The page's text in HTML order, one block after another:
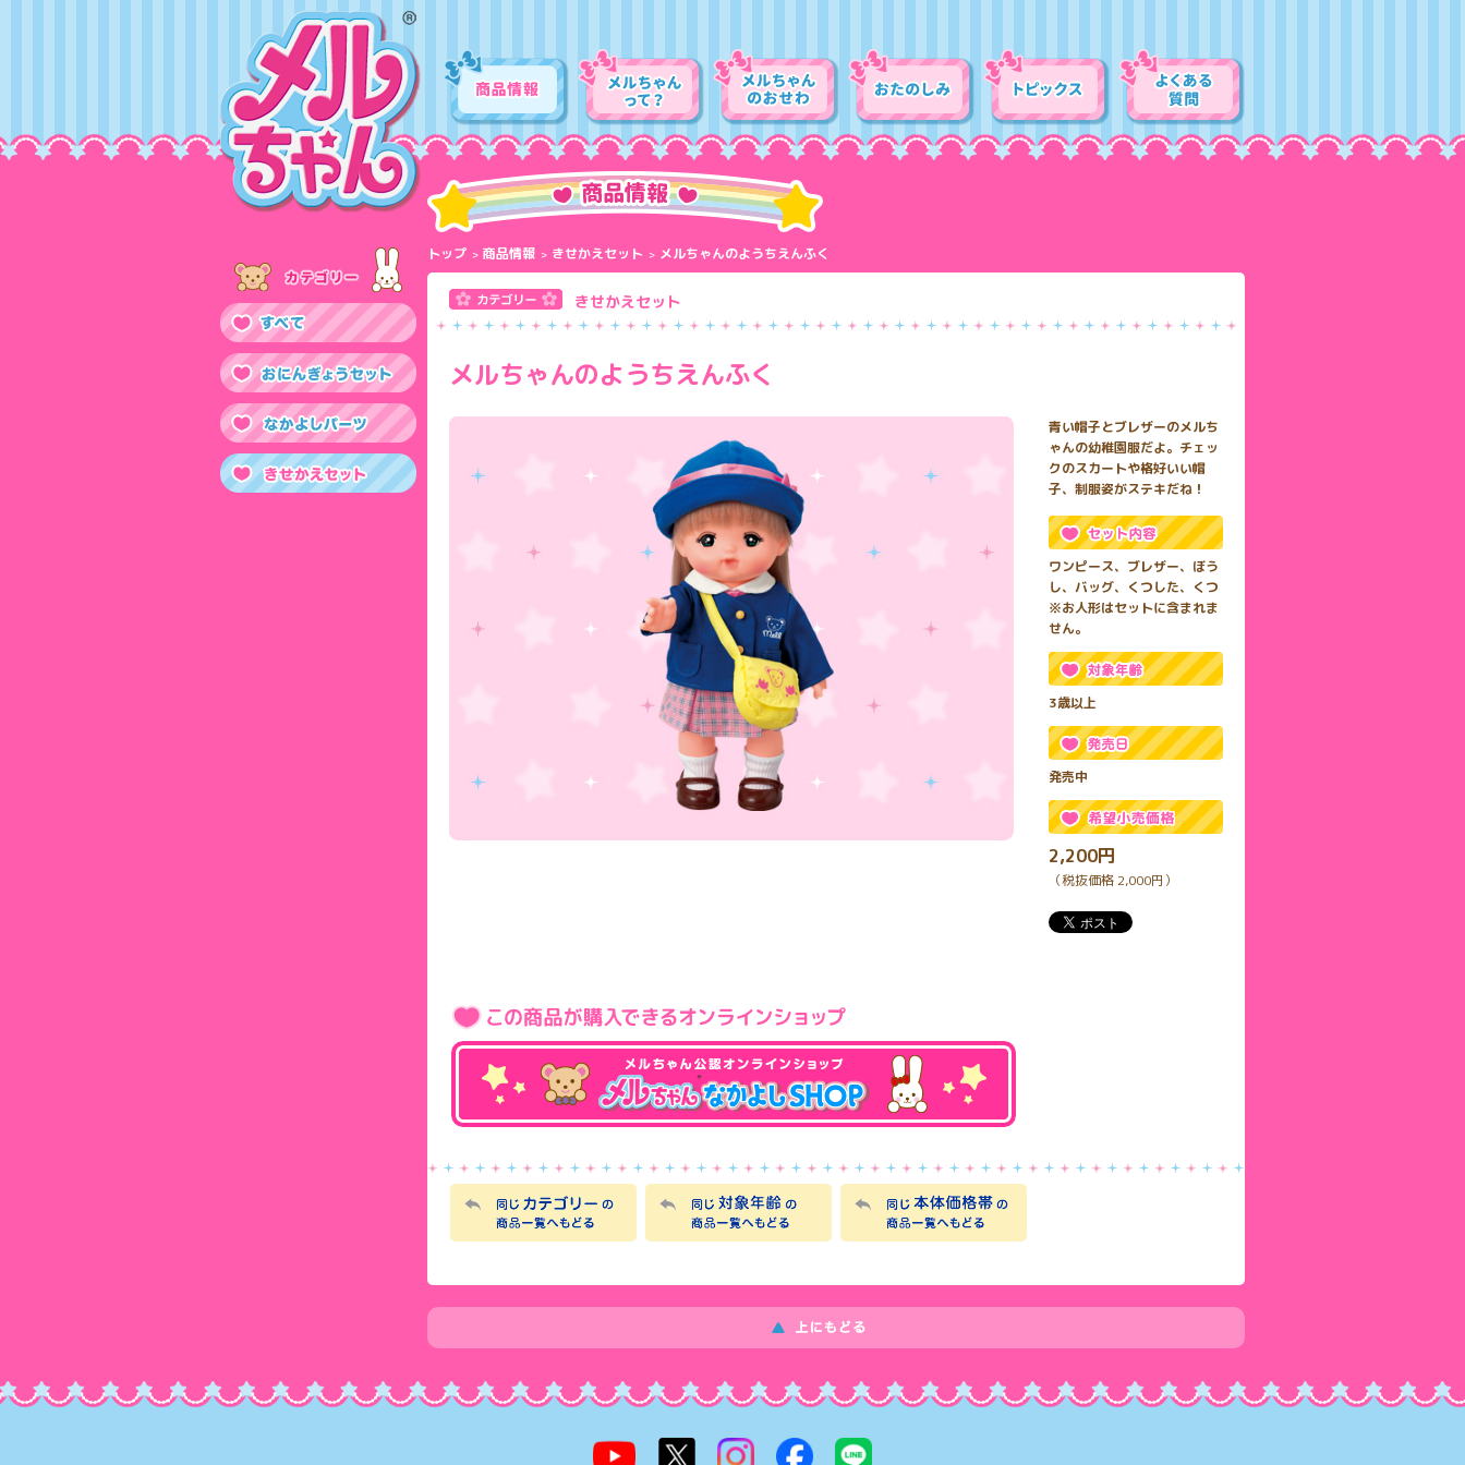
トップ 商品情報 きせかえセット メルちゃんのようちえんふく
きせかえセット
メルちゃんのようちえんふく
青い帽子とブレザーのメルち
ゃんの幼稚園服だよ。チェッ
クのスカートや格好いい帽
子、制服姿がステキだね！
ワンピース、ブレザー、ぼう
し、バッグ、くつした、くつ
※お人形はセットに含まれま
せん。
3歳以上
発売中
2,200円
（税抜価格 2,000円）